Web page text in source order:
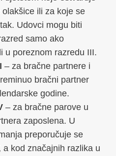
ili za koje se
Udovci mogu biti
samo ako
u poreznom razredu III.
– za bračne partnere i
bračni partner
godine.
– za bračne parove u
zaposlena. U
preporučuje se
a kod značajnih razlika u